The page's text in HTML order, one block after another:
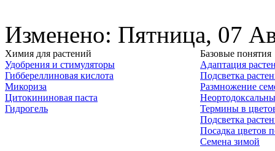
Изменено: Пятница, 07
Химия для растений
Удобрения и стимуляторы
Гиббереллиновая кислота
Микориза
Цитокининовая паста
Гидрогель
Базовые понятия
Адаптация
Подсветка
Размножение
Термины в
Подсветка
Посадка цветов
Семена зимой